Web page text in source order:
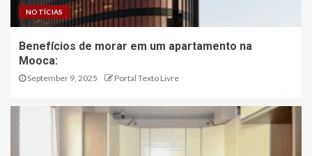
NOTÍCIAS
Benefícios de morar em um apartamento na
Mooca:
September 9, 2025 Portal Texto Livre